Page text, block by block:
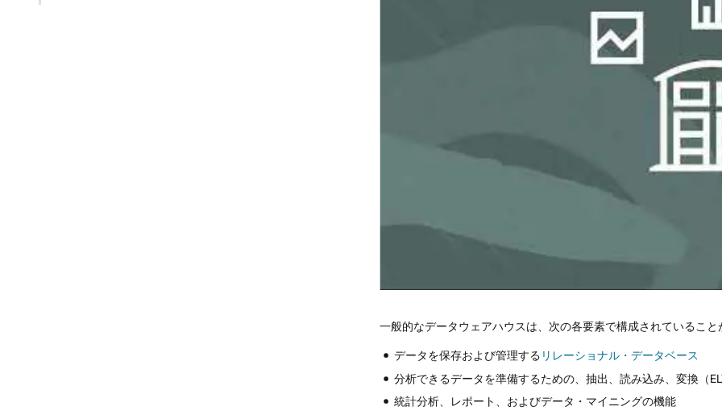
一般的なデータウェアハウスは、次の各要素で構成されているこ
データを保存および管理する リレーショナル・データベース
分析できるデータを準備するための、抽出、読み込み、変換（
統計分析、レポート、およびデータ・マイニングの機能